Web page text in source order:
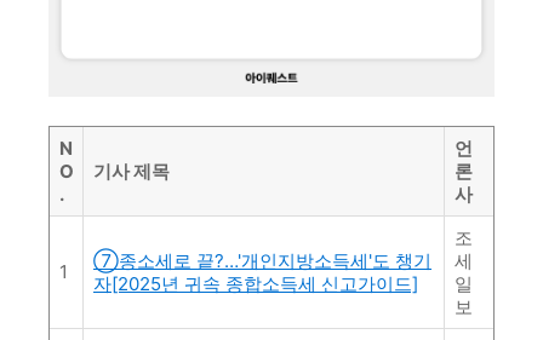
N
O
.
기사 제목
언
론
사
1
⑦종소세로 끝?…'개인지방소득세'도 챙기
자[2025년 귀속 종합소득세 신고가이드]
조
세
일
보